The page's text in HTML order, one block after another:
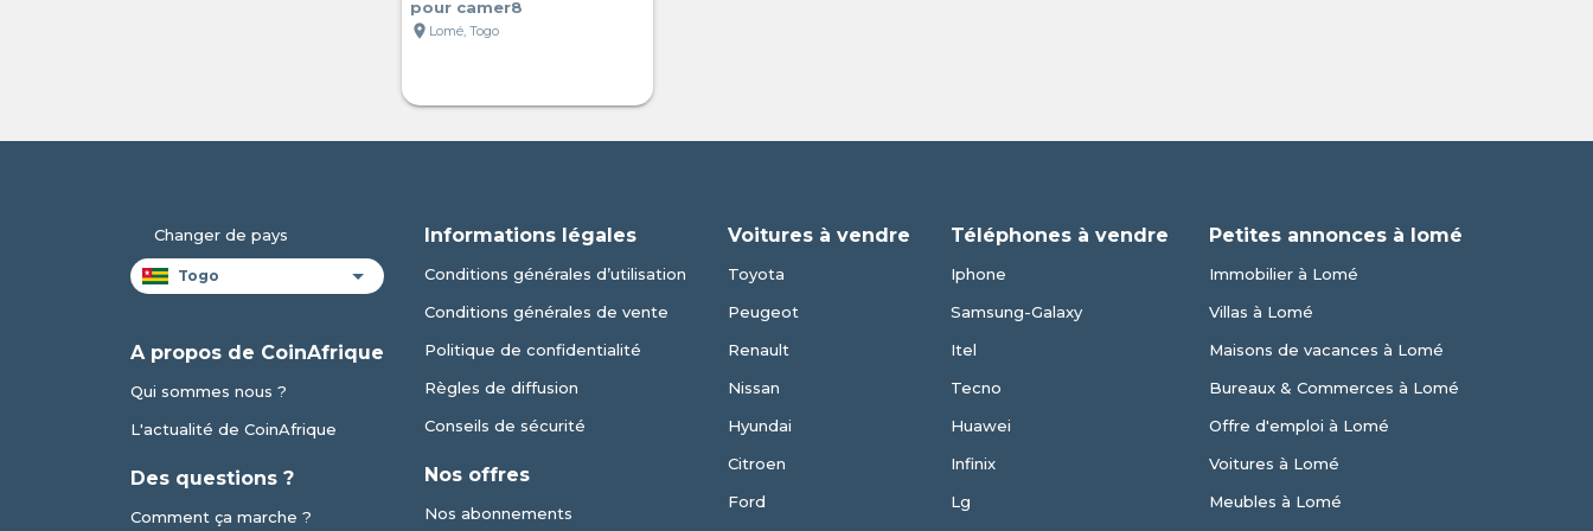
pour camer8
location_on Lomé, Togo
Changer de pays
A propos de CoinAfrique
Qui sommes nous ?
L'actualité de CoinAfrique
Des questions ?
Comment ça marche ?
Informations légales
Conditions générales d’utilisation
Conditions générales de vente
Politique de confidentialité
Règles de diffusion
Conseils de sécurité
Nos offres
Nos abonnements
Voitures à vendre
Toyota
Peugeot
Renault
Nissan
Hyundai
Citroen
Ford
Téléphones à vendre
Iphone
Samsung-Galaxy
Itel
Tecno
Huawei
Infinix
Lg
Petites annonces à lomé
Immobilier à Lomé
Villas à Lomé
Maisons de vacances à Lomé
Bureaux & Commerces à Lomé
Offre d'emploi à Lomé
Voitures à Lomé
Meubles à Lomé